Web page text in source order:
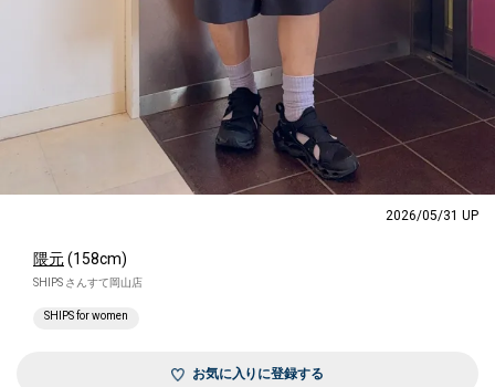
2026/05/31 UP
隈元(158cm)
SHIPS さんすて岡山店
SHIPS for women
お気に入りに登録する